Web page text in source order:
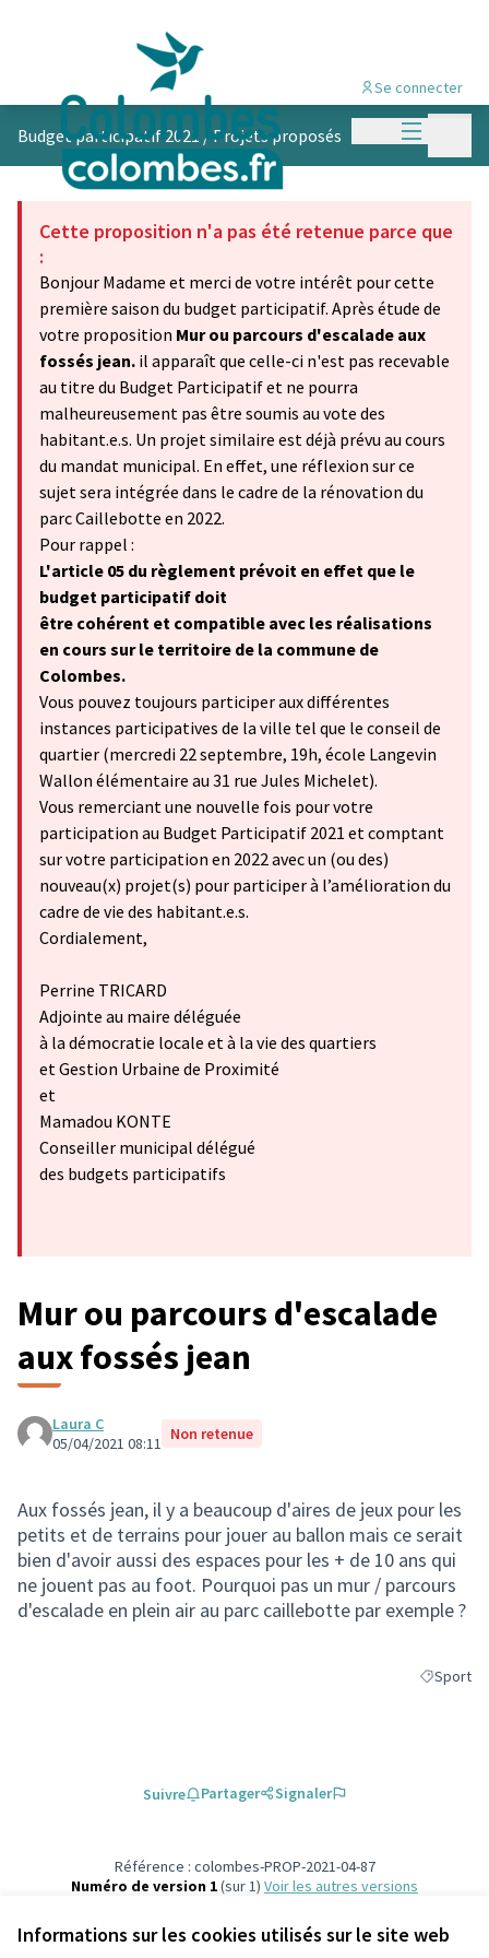
Informations sur les cookies utilisés sur le site web
Menu
Se connecter
Budget participatif 2021 /Projets proposés
Cette proposition n'a pas été retenue parce que
:
Bonjour Madame et merci de votre intérêt pour cette
première saison du budget participatif. Après étude de
votre proposition Mur ou parcours d'escalade aux
fossés jean. il apparaît que celle-ci n'est pas recevable
au titre du Budget Participatif et ne pourra
malheureusement pas être soumis au vote des
habitant.e.s. Un projet similaire est déjà prévu au cours
du mandat municipal. En effet, une réflexion sur ce
sujet sera intégrée dans le cadre de la rénovation du
parc Caillebotte en 2022.
Pour rappel :
L'article 05 du règlement prévoit en effet que le
budget participatif doit
être cohérent et compatible avec les réalisations
en cours sur le territoire de la commune de
Colombes.
Vous pouvez toujours participer aux différentes
instances participatives de la ville tel que le conseil de
quartier (mercredi 22 septembre, 19h, école Langevin
Wallon élémentaire au 31 rue Jules Michelet).
Vous remerciant une nouvelle fois pour votre
participation au Budget Participatif 2021 et comptant
sur votre participation en 2022 avec un (ou des)
nouveau(x) projet(s) pour participer à l’amélioration du
cadre de vie des habitant.e.s.
Cordialement,
Perrine TRICARD
Adjointe au maire déléguée
à la démocratie locale et à la vie des quartiers
et Gestion Urbaine de Proximité
et
Mamadou KONTE
Conseiller municipal délégué
des budgets participatifs
Mur ou parcours d'escalade
aux fossés jean
Laura C
05/04/2021 08:11 Non retenue
Aux fossés jean, il y a beaucoup d'aires de jeux pour les
petits et de terrains pour jouer au ballon mais ce serait
bien d'avoir aussi des espaces pour les + de 10 ans qui
ne jouent pas au foot. Pourquoi pas un mur / parcours
d'escalade en plein air au parc caillebotte par exemple ?
Filtrer les
Sport
Suivre Partager Signaler
Référence : colombes-PROP-2021-04-87
Numéro de version 1(sur 1)
voir les autres versions